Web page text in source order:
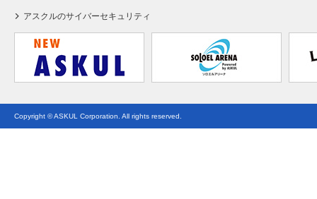
アスクルのサイバーセキュリティ
Copyright © ASKUL Corporation. All rights reserved.